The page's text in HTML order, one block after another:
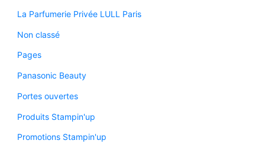
La Parfumerie Privée LULL Paris
Non classé
Pages
Panasonic Beauty
Portes ouvertes
Produits Stampin'up
Promotions Stampin'up